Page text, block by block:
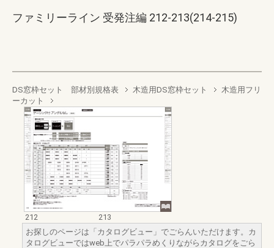
ファミリーライン 受発注編 212-213(214-215)
DS窓枠セット 部材別規格表 木造用DS窓枠セット
木造用フリ
ーカット
212
213
お探しのページは「カタログビュー」でごらんいただけます。カ
タログビューではweb上でパラパラめくりながらカタログをごら